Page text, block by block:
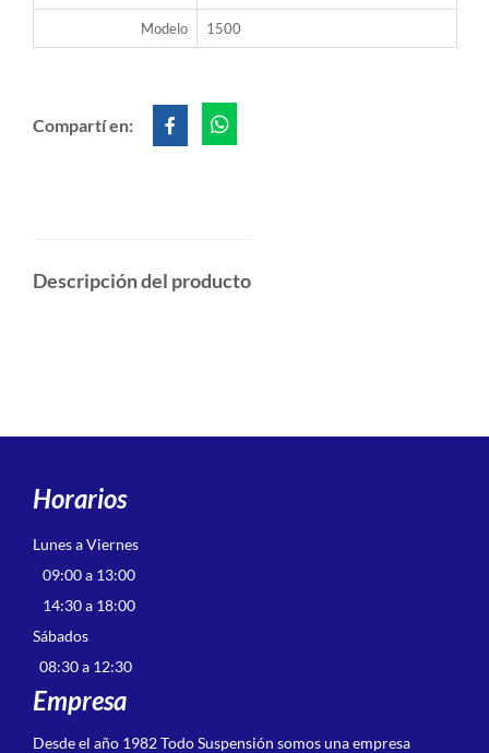
Modelo 1500
Compartí en:
Descripción del producto
Horarios
Lunes a Viernes
09:00 a 13:00
14:30 a 18:00
Sábados
08:30 a 12:30
Empresa
Desde el año 1982 Todo Suspensión somos una empresa